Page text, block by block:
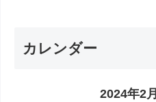
カレンダー
2024年2月